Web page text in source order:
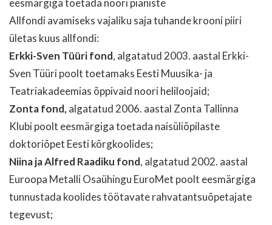
eesmärgiga toetada noori pianiste
Allfondi avamiseks vajaliku saja tuhande krooni piiri
ületas kuus allfondi:
Erkki-Sven Tüüri fond, algatatud 2003. aastal Erkki-
Sven Tüüri poolt toetamaks Eesti Muusika- ja
Teatriakadeemias õppivaid noori heliloojaid;
Zonta fond, algatatud 2006. aastal Zonta Tallinna
Klubi poolt eesmärgiga toetada naisüliõpilaste
doktoriõpet Eesti kõrgkoolides;
Niina ja Alfred Raadiku fond, algatatud 2002. aastal
Euroopa Metalli Osaühingu EuroMet poolt eesmärgiga
tunnustada koolides töötavate rahvatantsuõpetajate
tegevust;